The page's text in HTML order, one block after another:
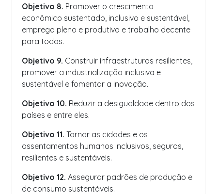
Objetivo 8. Promover o crescimento
econômico sustentado, inclusivo e sustentável,
emprego pleno e produtivo e trabalho decente
para todos.
Objetivo 9. Construir infraestruturas resilientes,
promover a industrialização inclusiva e
sustentável e fomentar a inovação.
Objetivo 10. Reduzir a desigualdade dentro dos
países e entre eles.
Objetivo 11. Tornar as cidades e os
assentamentos humanos inclusivos, seguros,
resilientes e sustentáveis.
Objetivo 12. Assegurar padrões de produção e
de consumo sustentáveis.